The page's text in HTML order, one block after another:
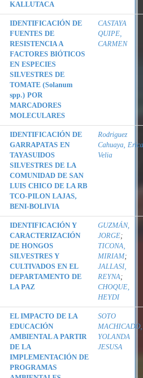
KALLUTACA
IDENTIFICACIÓN DE
FUENTES DE
RESISTENCIA A
FACTORES BIÓTICOS
EN ESPECIES
SILVESTRES DE
TOMATE (Solanum
spp.) POR
MARCADORES
MOLECULARES
CASTAYA
QUIPE,
CARMEN
IDENTIFICACIÓN DE
GARRAPATAS EN
TAYASUIDOS
SILVESTRES DE LA
COMUNIDAD DE SAN
LUIS CHICO DE LA RB
TCO-PILON LAJAS,
BENI-BOLIVIA
Rodriguez
Cahuaya, Erica
Velia
IDENTIFICACIÓN Y
CARACTERIZACIÓN
DE HONGOS
SILVESTRES Y
CULTIVADOS EN EL
DEPARTAMENTO DE
LA PAZ
GUZMÁN,
JORGE;
TICONA,
MIRIAM;
JALLASI,
REYNA;
CHOQUE,
HEYDI
EL IMPACTO DE LA
EDUCACIÓN
AMBIENTAL A PARTIR
DE LA
IMPLEMENTACIÓN DE
PROGRAMAS
SOTO
MACHICADO,
YOLANDA
JESUSA